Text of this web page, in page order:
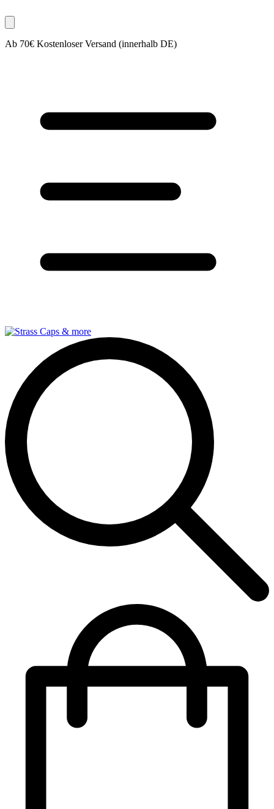
Ab 70€ Kostenloser Versand (innerhalb DE)